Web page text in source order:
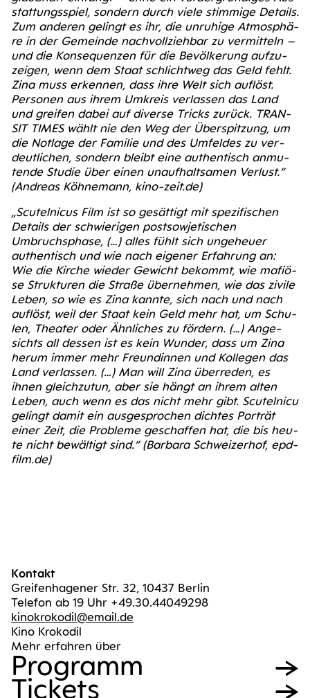
stat­tungs­spiel, son­dern durch vie­le stim­mi­ge Details.
Zum ande­ren gelingt es ihr, die unru­hi­ge Atmo­sphä­
re in der Gemein­de nach­voll­zieh­bar zu ver­mit­teln –
und die Kon­se­quen­zen für die Bevöl­ke­rung auf­zu­
zei­gen, wenn dem Staat schlicht­weg das Geld fehlt.
Zina muss erken­nen, dass ihre Welt sich auf­löst.
Per­so­nen aus ihrem Umkreis ver­las­sen das Land
und grei­fen dabei auf diver­se Tricks zurück. TRAN­
SIT TIMES wählt nie den Weg der Über­spit­zung, um
die Not­la­ge der Fami­lie und des Umfel­des zu ver­
deut­li­chen, son­dern bleibt eine authen­tisch anmu­
ten­de Stu­die über einen unauf­halt­sa­men Ver­lust.“
(Andre­as Köh­ne­mann, kino​-zeit​.de)
„Scu­tel­ni­cus Film ist so gesät­tigt mit spe­zi­fi­schen
Details der schwie­ri­gen post­so­wje­ti­schen
Umbruchs­pha­se, (…) alles fühlt sich unge­heu­er
authen­tisch und wie nach eige­ner Erfah­rung an:
Wie die Kir­che wie­der Gewicht bekommt, wie mafiö­
se Struk­tu­ren die Stra­ße über­neh­men, wie das zivi­le
Leben, so wie es Zina kann­te, sich nach und nach
auf­löst, weil der Staat kein Geld mehr hat, um Schu­
len, Thea­ter oder Ähn­li­ches zu för­dern. (…) Ange­
sichts all des­sen ist es kein Wun­der, dass um Zina
her­um immer mehr Freun­din­nen und Kol­le­gen das
Land ver­las­sen. (…) Man will Zina über­re­den, es
ihnen gleich­zu­tun, aber sie hängt an ihrem alten
Leben, auch wenn es das nicht mehr gibt. Scu­tel­ni­cu
gelingt damit ein aus­ge­spro­chen dich­tes Por­trät
einer Zeit, die Pro­ble­me geschaf­fen hat, die bis heu­
te nicht bewäl­tigt sind.“ (Bar­ba­ra Schwei­zer­hof, epd​-
film​.de)
Kontakt
Greifenhagener Str. 32, 10437 Berlin
Telefon ab 19 Uhr +49.30.44049298
kinokrokodil@email.de
Kino Krokodil
Mehr erfahren über
Pro­gramm
Tickets